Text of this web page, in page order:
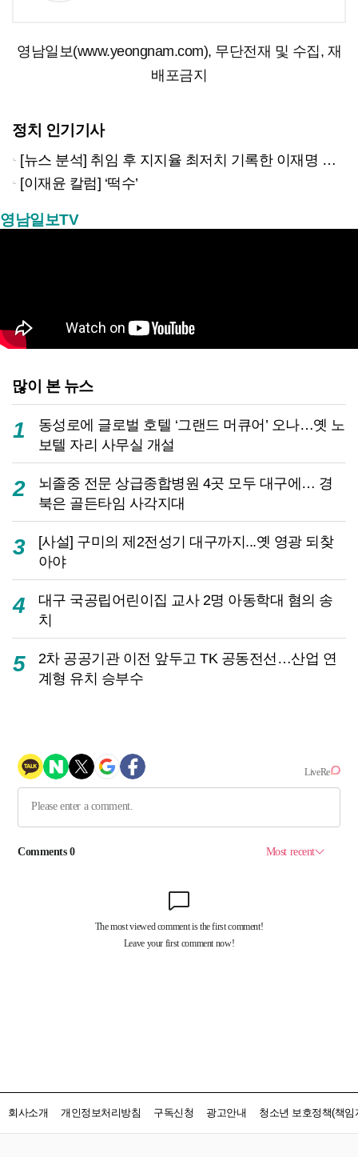
영남일보(www.yeongnam.com), 무단전재 및 수집, 재
배포금지
정치 인기기사
[뉴스 분석] 취임 후 지지율 최저치 기록한 이재명 대통령…왜?
[이재윤 칼럼] ‘떡수’
영남일보TV
많이 본 뉴스
1
동성로에 글로벌 호텔 ‘그랜드 머큐어’ 오나…옛 노
보텔 자리 사무실 개설
2
뇌졸중 전문 상급종합병원 4곳 모두 대구에… 경
북은 골든타임 사각지대
3
[사설] 구미의 제2전성기 대구까지...옛 영광 되찾
아야
4
대구 국공립어린이집 교사 2명 아동학대 혐의 송
치
5
2차 공공기관 이전 앞두고 TK 공동전선…산업 연
계형 유치 승부수
회사소개 개인정보처리방침 구독신청 광고안내 청소년 보호정책(책임